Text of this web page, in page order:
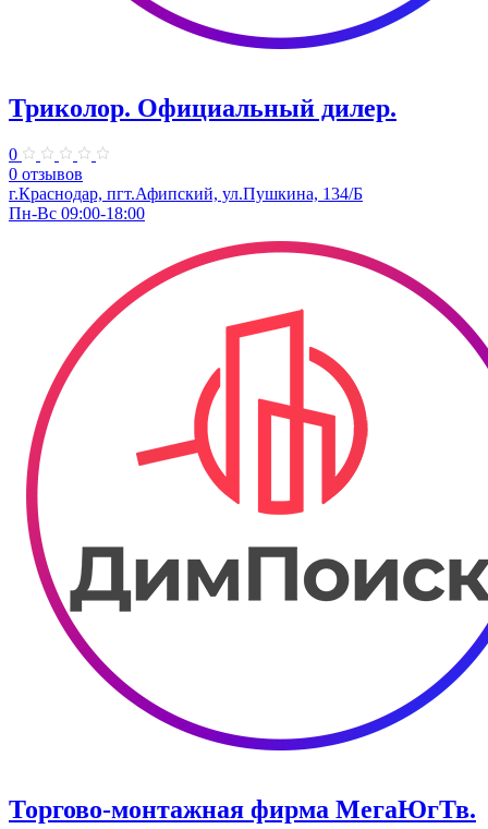
Триколор. ​Официальный дилер.
0
0 отзывов
г.Краснодар, пгт.Афипский, ул.Пушкина, 134/Б
Пн-Вс 09:00-18:00
Торгово-монтажная фирма МегаЮгТв.